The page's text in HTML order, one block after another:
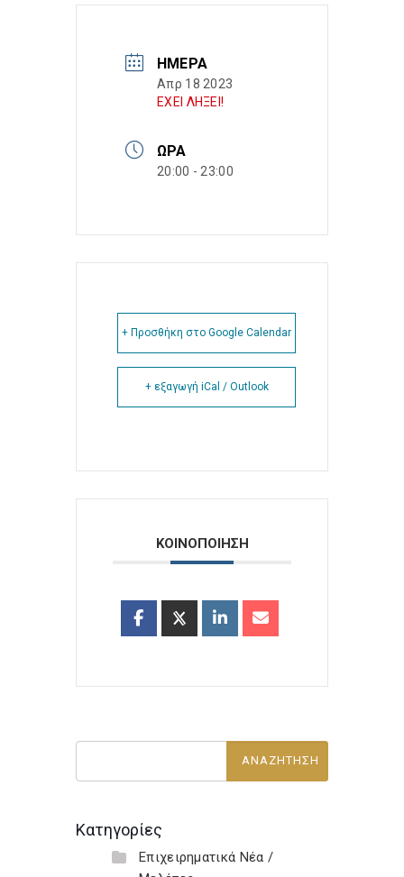
ΗΜΈΡΑ
Απρ 18 2023
ΕΧΕΙ ΛΗΞΕΙ!
ΏΡΑ
20:00 - 23:00
+ Προσθήκη στο Google Calendar
+ εξαγωγή iCal / Outlook
ΚΟΙΝΟΠΟΙΗΣΗ
Κατηγορίες
Επιχειρηματικά Νέα /